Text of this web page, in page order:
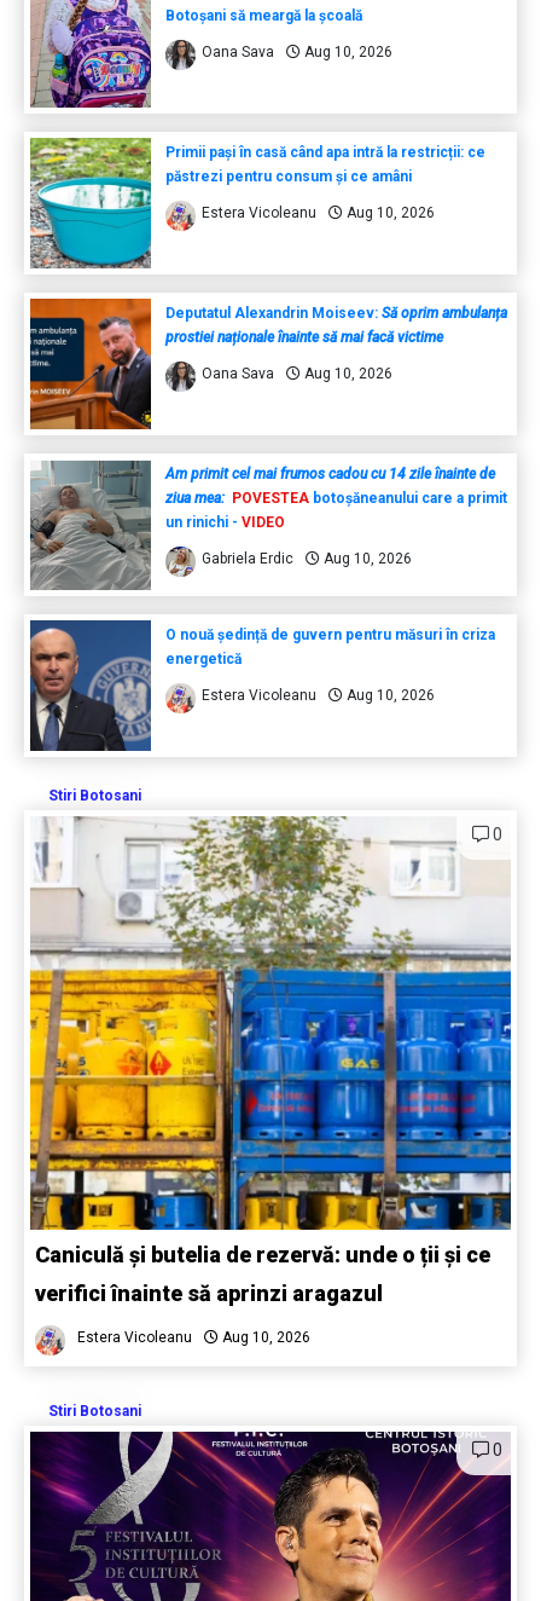
Botoșani să meargă la școală
Oana Sava Aug 10, 2026
Primii pași în casă când apa intră la restricții: ce
păstrezi pentru consum și ce amâni
Estera Vicoleanu Aug 10, 2026
Deputatul Alexandrin Moiseev:Să oprim ambulanța
prostiei naționale înainte să mai facă victime
Oana Sava Aug 10, 2026
Am primit cel mai frumos cadou cu 14 zile înainte de
ziua mea: POVESTEAbotoșăneanului care a primit
un rinichi - VIDEO
Gabriela Erdic Aug 10, 2026
O nouă ședință de guvern pentru măsuri în criza
energetică
Estera Vicoleanu Aug 10, 2026
Stiri Botosani
0
Caniculă și butelia de rezervă: unde o ții și ce
verifici înainte să aprinzi aragazul
Estera Vicoleanu Aug 10, 2026
Stiri Botosani
0